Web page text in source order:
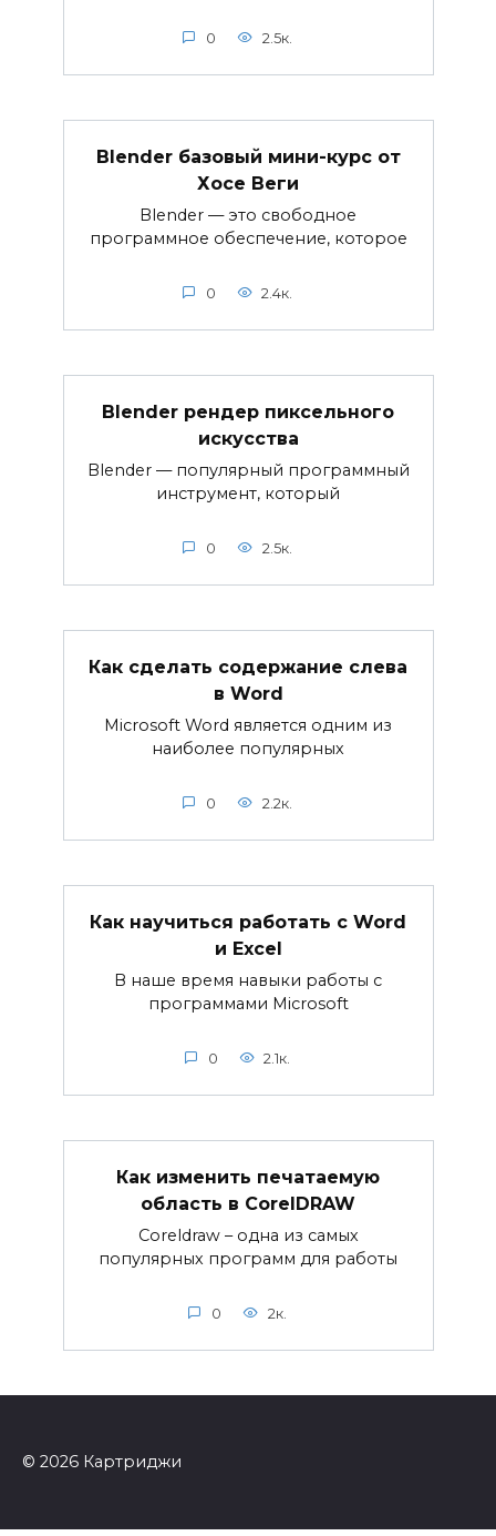
0 2.5к.
Blender базовый мини-курс от
Хосе Веги
Blender — это свободное
программное обеспечение, которое
0 2.4к.
Blender рендер пиксельного
искусства
Blender — популярный программный
инструмент, который
0 2.5к.
Как сделать содержание слева
в Word
Microsoft Word является одним из
наиболее популярных
0 2.2к.
Как научиться работать с Word
и Excel
В наше время навыки работы с
программами Microsoft
0 2.1к.
Как изменить печатаемую
область в CorelDRAW
Coreldraw – одна из самых
популярных программ для работы
0 2к.
© 2026 Картриджи